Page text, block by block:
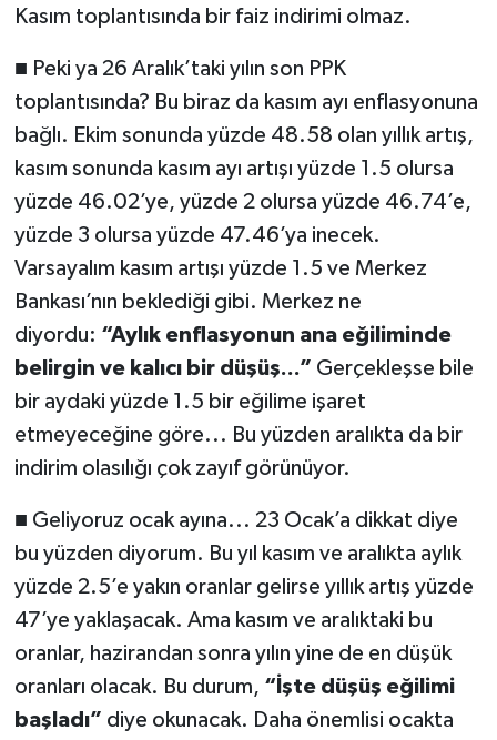
Kasım toplantısında bir faiz indirimi olmaz.
■ Peki ya 26 Aralık’taki yılın son PPK
toplantısında? Bu biraz da kasım ayı enflasyonuna
bağlı. Ekim sonunda yüzde 48.58 olan yıllık artış,
kasım sonunda kasım ayı artışı yüzde 1.5 olursa
yüzde 46.02’ye, yüzde 2 olursa yüzde 46.74’e,
yüzde 3 olursa yüzde 47.46’ya inecek.
Varsayalım kasım artışı yüzde 1.5 ve Merkez
Bankası’nın beklediği gibi. Merkez ne
diyordu: “Aylık enflasyonun ana eğiliminde
belirgin ve kalıcı bir düşüş...” Gerçekleşse bile
bir aydaki yüzde 1.5 bir eğilime işaret
etmeyeceğine göre... Bu yüzden aralıkta da bir
indirim olasılığı çok zayıf görünüyor.
■ Geliyoruz ocak ayına... 23 Ocak’a dikkat diye
bu yüzden diyorum. Bu yıl kasım ve aralıkta aylık
yüzde 2.5’e yakın oranlar gelirse yıllık artış yüzde
47’ye yaklaşacak. Ama kasım ve aralıktaki bu
oranlar, hazirandan sonra yılın yine de en düşük
oranları olacak. Bu durum, “İşte düşüş eğilimi
başladı” diye okunacak. Daha önemlisi ocakta